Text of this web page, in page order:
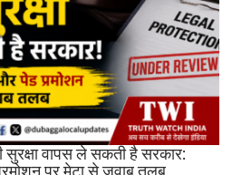
के
करीब
पहुंचे
दाम
वापस ले सकती है सरकार:
पर मेटा से जवाब तलब